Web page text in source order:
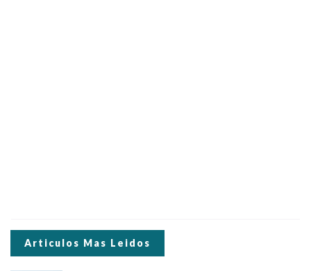
Articulos Mas Leidos